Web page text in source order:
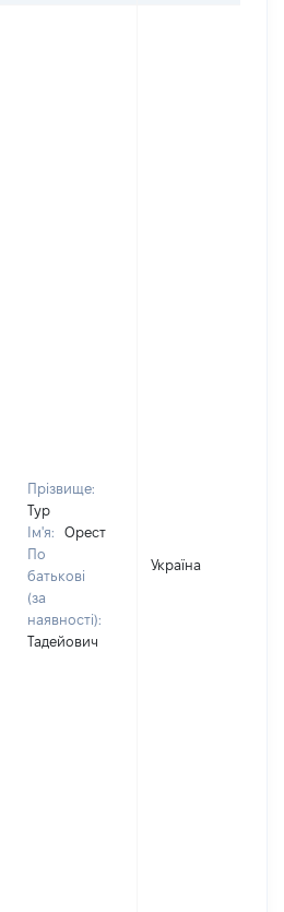
Прізвище:
Тур
Ім'я:
Орест
По
батькові
(за
наявності):
Тадейович
Україна